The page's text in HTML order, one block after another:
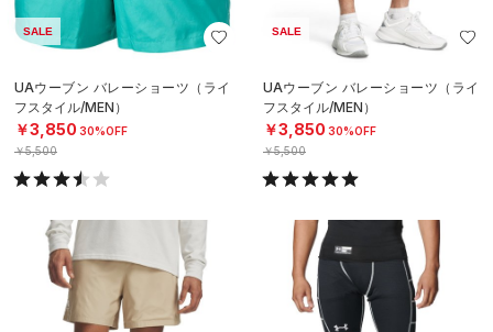
SALE
UAウーブン バレーショーツ（ライ
フスタイル/MEN）
￥3,850 30%OFF
￥5,500
SALE
UAウーブン バレーショーツ（ライ
フスタイル/MEN）
￥3,850 30%OFF
￥5,500